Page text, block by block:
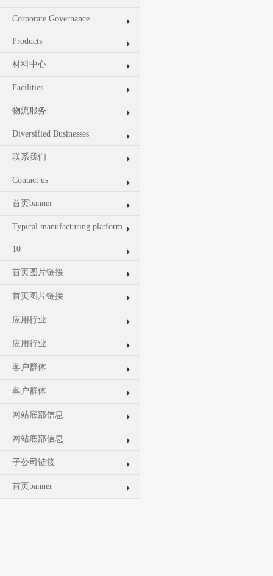
Corporate Governance
Products
材料中心
Facilities
物流服务
Diversified Businesses
联系我们
Contact us
首页banner
Typical manufacturing platform
10
首页图片链接
首页图片链接
应用行业
应用行业
客户群体
客户群体
网站底部信息
网站底部信息
子公司链接
首页banner